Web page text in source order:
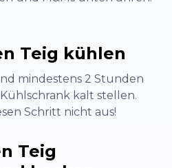
Teig kühlen
mindestens 2 Stunden
kalt stellen.
Schritt nicht aus!
Teig